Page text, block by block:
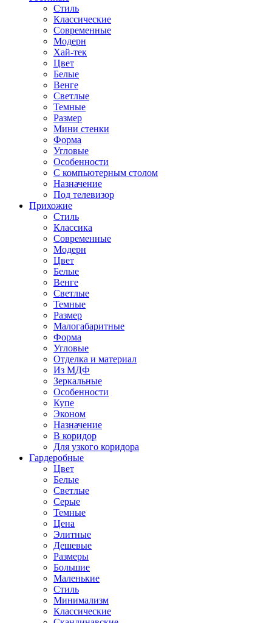
Стиль
Классические
Современные
Модерн
Хай-тек
Цвет
Белые
Венге
Светлые
Темные
Размер
Мини стенки
Форма
Угловые
Особенности
С компьютерным столом
Назначение
Под телевизор
Прихожие
Стиль
Классика
Современные
Модерн
Цвет
Белые
Венге
Светлые
Темные
Размер
Малогабаритные
Форма
Угловые
Отделка и материал
Из МДФ
Зеркальные
Особенности
Купе
Эконом
Назначение
В коридор
Для узкого коридора
Гардеробные
Цвет
Белые
Светлые
Серые
Темные
Цена
Элитные
Дешевые
Размеры
Большие
Маленькие
Стиль
Минимализм
Классические